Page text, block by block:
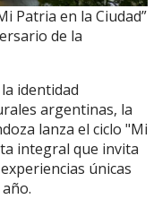
Patria en la Ciudad”
de la
identidad
argentinas, la
lanza el ciclo "Mi
integral que invita
únicas